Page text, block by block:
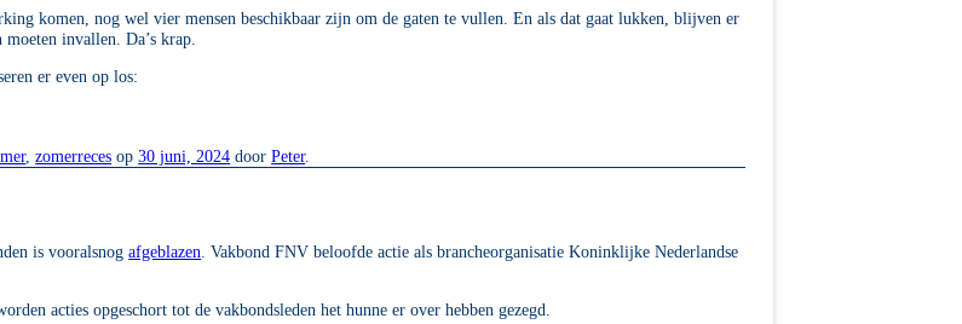
komen, nog wel vier mensen beschikbaar zijn om de gaten te vullen. En als dat gaat lukken, blijven er
invallen. Da’s krap.
er even op los:
,zomerreces op30 juni, 2024 doorPeter.
is vooralsnogafgeblazen . Vakbond FNV beloofde actie als brancheorganisatie Koninklijke Nederlandse
acties opgeschort tot de vakbondsleden het hunne er over hebben gezegd.